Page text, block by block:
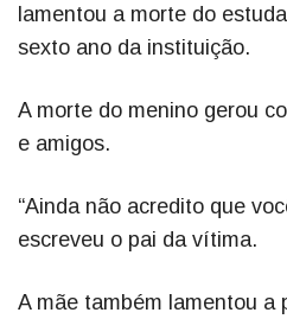
lamentou a morte do
sexto ano da instituição.
A morte do menino gerou
e amigos.
“Ainda não acredito que
escreveu o pai da vítima.
A mãe também lamentou a